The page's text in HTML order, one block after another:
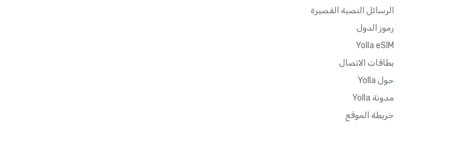
الرسائل النصية القصيرة
رموز الدول
Yolla eSIM
بطاقات الاتصال
حول Yolla
مدونة Yolla
خريطة الموقع